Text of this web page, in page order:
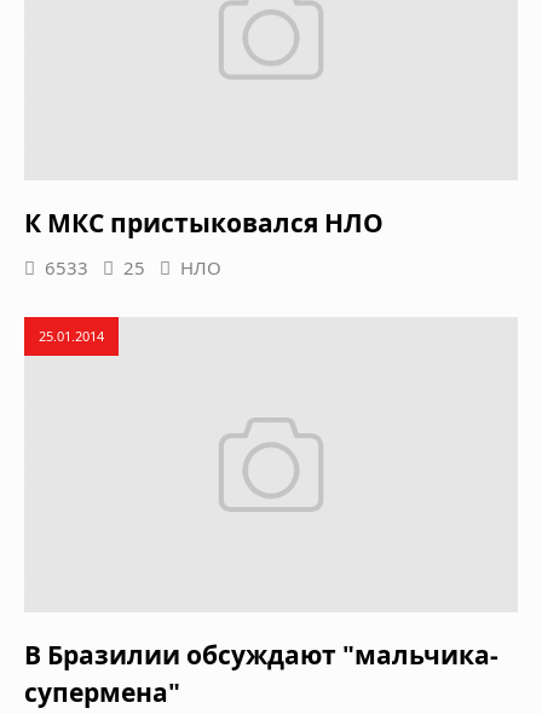
К МКС пристыковался НЛО
6533 25 НЛО
25.01.2014
В Бразилии обсуждают "мальчика-
супермена"